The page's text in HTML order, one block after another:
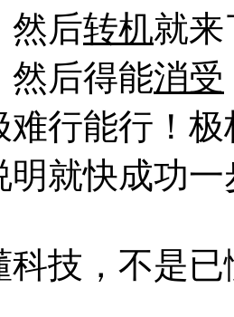
然后转机就来
然后得能消受
难行能行！
明就快成功
科技，不是